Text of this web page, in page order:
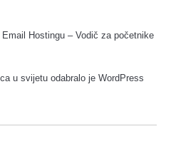
Hostingu – Vodič za početnike
u svijetu odabralo je WordPress